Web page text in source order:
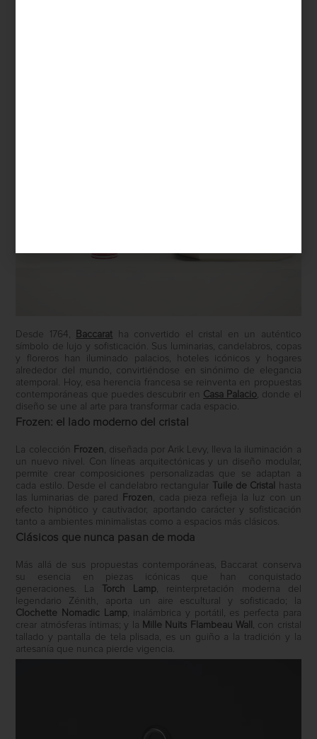
Desde 1764, Baccarat ha convertido el cristal en un auténtico
símbolo de lujo y sofisticación. Sus luminarias, candelabros, copas
y floreros han iluminado palacios, hoteles icónicos y hogares
alrededor del mundo, convirtiéndose en sinónimo de elegancia
atemporal. Hoy, esa herencia francesa se reinventa en propuestas
contemporáneas que puedes descubrir en Casa Palacio, donde el
diseño se une al arte para transformar cada espacio.
Frozen: el lado moderno del cristal
La colección Frozen, diseñada por Arik Levy, lleva la iluminación a
un nuevo nivel. Con líneas arquitectónicas y un diseño modular,
permite crear composiciones personalizadas que se adaptan a
cada estilo. Desde el candelabro rectangular
Tuile de Cristal
hasta
las luminarias de pared
Frozen, cada pieza refleja la luz con un
efecto hipnótico y cautivador, aportando carácter y sofisticación
tanto a ambientes minimalistas como a espacios más clásicos.
Clásicos que nunca pasan de moda
Más allá de sus propuestas contemporáneas, Baccarat conserva
su esencia en piezas icónicas que han conquistado
generaciones. La
Torch Lamp, reinterpretación moderna del
legendario Zénith, aporta un aire escultural y sofisticado; la
Clochette Nomadic Lamp, inalámbrica y portátil, es perfecta para
crear atmósferas íntimas; y la Mille Nuits Flambeau Wall , con cristal
tallado y pantalla de tela plisada, es un guiño a la tradición y la
artesanía que nunca pierde vigencia.